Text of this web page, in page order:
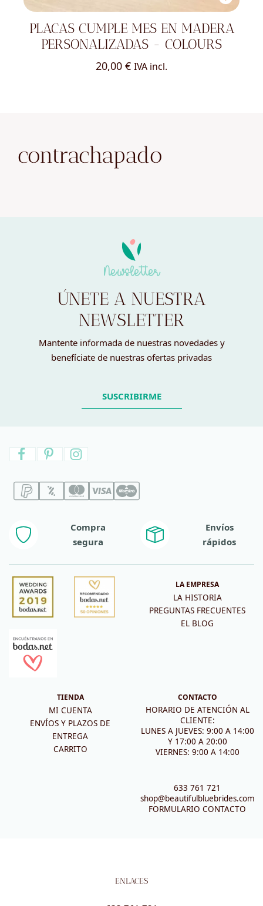
PLACAS CUMPLE MES EN MADERA
PERSONALIZADAS - COLOURS
20,00 € IVA incl.
contrachapado
Newsletter
ÚNETE A NUESTRA
NEWSLETTER
Mantente informada de nuestras novedades y
benefíciate de nuestras ofertas privadas
SUSCRIBIRME
Compra
segura
Envíos
rápidos
LA EMPRESA
LA HISTORIA
PREGUNTAS FRECUENTES
EL BLOG
TIENDA
MI CUENTA
ENVÍOS Y PLAZOS DE
ENTREGA
CARRITO
CONTACTO
HORARIO DE ATENCIÓN AL
CLIENTE:
LUNES A JUEVES: 9:00 A 14:00
Y 17:00 A 20:00
VIERNES: 9:00 A 14:00
633 761 721
shop@beautifulbluebrides.com
FORMULARIO CONTACTO
ENLACES